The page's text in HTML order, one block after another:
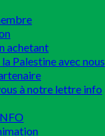
achetant
Palestine avec nous
à notre lettre info